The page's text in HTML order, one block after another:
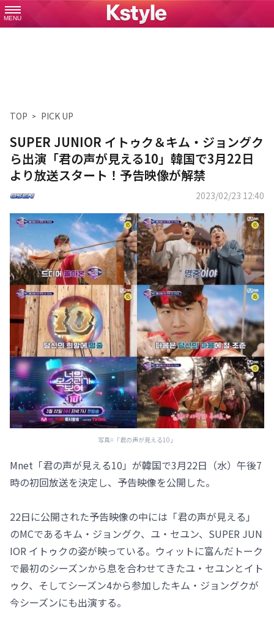
MENU
TOP PICK UP
SUPER JUNIOR イトゥク＆キム・ジョングク
ら出演「君の声が見える10」韓国で3月22日
より放送スタート！予告映像が解禁
2023/02/23 12:40
写真=「君の声が見える10」
Mnet「君の声が見える10」が韓国で3月22日（水）午後7
時の初回放送を決定し、予告映像を公開した。
22日に公開された予告映像の中には「君の声が見える」
のMCであるキム・ジョングク、ユ・セユン、SUPER JUN
IOR イトゥクの姿が映っている。ウィットに富んだトーク
で最初のシーズンから息を合わせてきたユ・セユンとイト
ゥク、そしてシーズン4から参加したキム・ジョングクが
今シーズンにも出演する。